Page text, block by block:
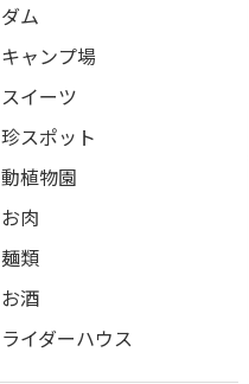
ダム
キャンプ場
スイーツ
珍スポット
動植物園
お肉
麺類
お酒
ライダーハウス